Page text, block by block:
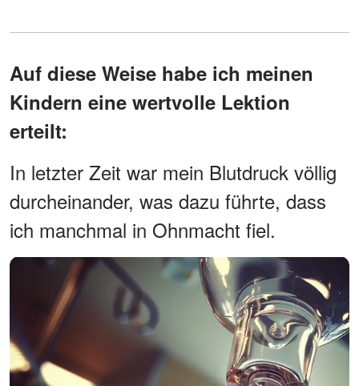
Auf diese Weise habe ich meinen
Kindern eine wertvolle Lektion
erteilt:
In letzter Zeit war mein Blutdruck völlig
durcheinander, was dazu führte, dass
ich manchmal in Ohnmacht fiel.